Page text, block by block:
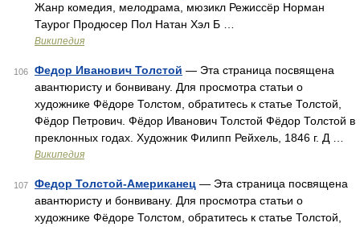
Жанр комедия, мелодрама, мюзикл Режиссёр Норман
Таурог Продюсер Пол Натан Хэл Б …
Википедия
106 Федор Иванович Толстой — Эта страница посвящена
авантюристу и бонвивану. Для просмотра статьи о
художнике Фёдоре Толстом, обратитесь к статье Толстой,
Фёдор Петрович. Фёдор Иванович Толстой Фёдор Толстой в
преклонных годах. Художник Филипп Рейхель, 1846 г. Д …
Википедия
107 Федор Толстой-Американец — Эта страница посвящена
авантюристу и бонвивану. Для просмотра статьи о
художнике Фёдоре Толстом, обратитесь к статье Толстой,